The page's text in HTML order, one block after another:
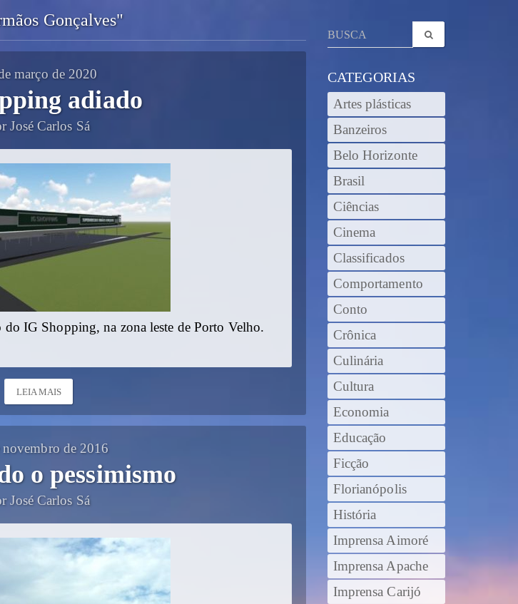
Gonçalves"
março de 2020
adiado
José Carlos Sá
do IG Shopping, na zona leste de Porto Velho.
LEIA MAIS
novembro de 2016
o pessimismo
José Carlos Sá
CATEGORIAS
Artes plásticas
Banzeiros
Belo Horizonte
Brasil
Ciências
Cinema
Classificados
Comportamento
Conto
Crônica
Culinária
Cultura
Economia
Educação
Ficção
Florianópolis
História
Imprensa Aimoré
Imprensa Apache
Imprensa Carijó